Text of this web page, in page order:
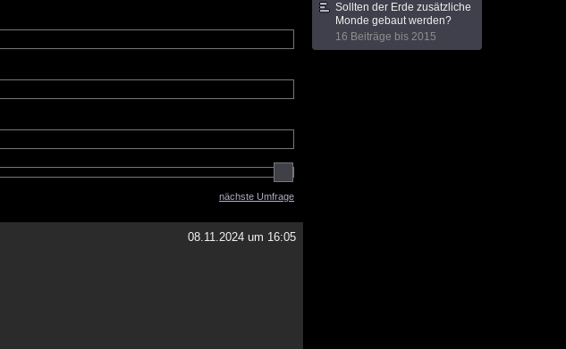
nächste Umfrage
08.11.2024 um 16:05
Sollten der Erde zusätzliche
Monde gebaut werden?
16 Beiträge bis 2015